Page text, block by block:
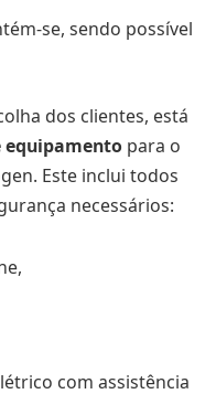
se, sendo possível
dos clientes, está
equipamento para o
Este inclui todos
necessários:
com assistência